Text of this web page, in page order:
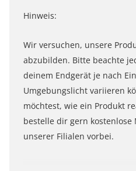
Hinweis:
Wir versuchen, unsere
abzubilden. Bitte beachte
deinem Endgerät je nach
Umgebungslicht variieren
möchtest, wie ein Produkt
bestelle dir gern
unserer Filialen vorbei.